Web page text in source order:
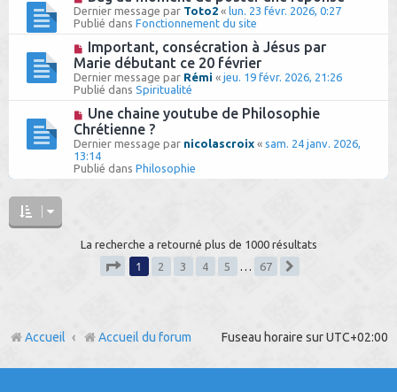
a
g
e
m
e
s
s
a
g
e
o
u
v
e
a
u
m
e
s
s
a
g
e
Dernier message par Toto2 « lun. 23 févr. 2026, 0:27
Publié dans Fonctionnement du site
N
o
u
v
e
a
u
m
e
s
s
Important, consécration à Jésus par
Marie débutant ce 20 février
Dernier message par Rémi « jeu. 19 févr. 2026, 21:26
Publié dans Spiritualité
N
o
u
v
e
a
a
Une chaine youtube de Philosophie
Chrétienne ?
Dernier message par nicolascroix « sam. 24 janv. 2026,
13:14
Publié dans Philosophie
La recherche a retourné plus de 1000 résultats
1 2 3 4 5
67
Fuseau horaire surUTC+02:00
Accueil Accueil du forum